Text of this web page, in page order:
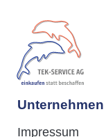
Unternehmen
Impressum